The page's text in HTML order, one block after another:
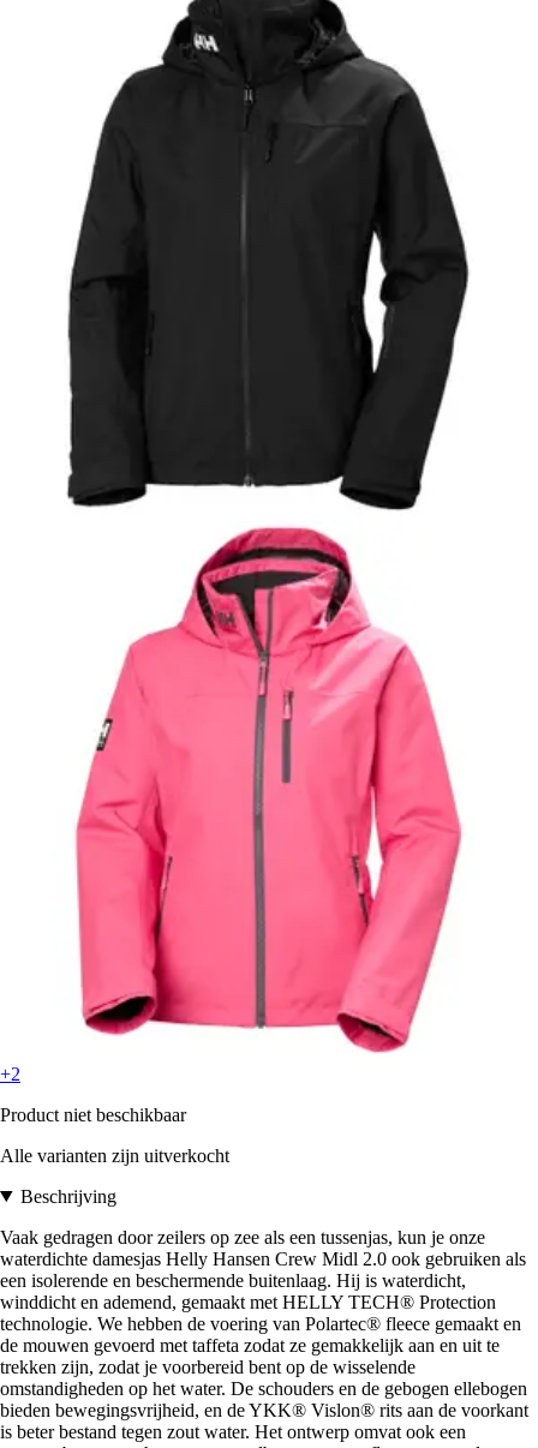
+2
Product niet beschikbaar
Alle varianten zijn uitverkocht
Beschrijving
Vaak gedragen door zeilers op zee als een tussenjas, kun je onze
waterdichte damesjas Helly Hansen Crew Midl 2.0 ook gebruiken als
een isolerende en beschermende buitenlaag. Hij is waterdicht,
winddicht en ademend, gemaakt met HELLY TECH® Protection
technologie. We hebben de voering van Polartec® fleece gemaakt en
de mouwen gevoerd met taffeta zodat ze gemakkelijk aan en uit te
trekken zijn, zodat je voorbereid bent op de wisselende
omstandigheden op het water. De schouders en de gebogen ellebogen
bieden bewegingsvrijheid, en de YKK® Vislon® rits aan de voorkant
is beter bestand tegen zout water. Het ontwerp omvat ook een